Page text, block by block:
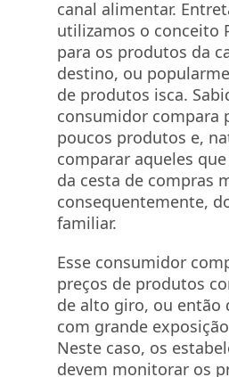
canal alimentar.
utilizamos o conceito
para os produtos da
destino, ou
de produtos isca.
consumidor compara
poucos produtos e,
comparar aqueles
da cesta de compras
consequentemente,
familiar.
Esse consumidor
preços de produtos
de alto giro, ou então
com grande
Neste caso, os
devem monitorar os